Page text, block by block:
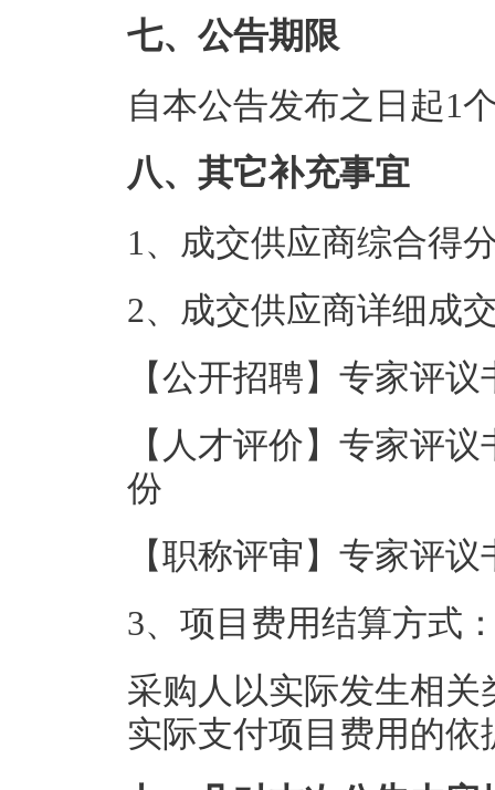
七、公告期限
自本公告发布之日起1
八、其它补充事宜
1、成交供应商综合得
2、成交供应商详细成
【公开招聘】专家评
【人才评价】专家评
份
【职称评审】专家评
3、项目费用结算方式
采购人以实际发生相
实际支付项目费用的